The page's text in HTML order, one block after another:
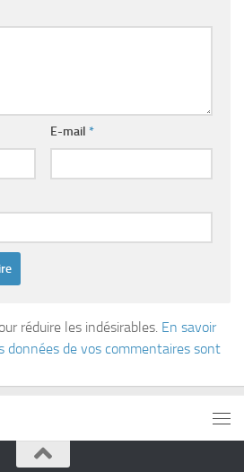
E-mail *
réduire les indésirables. En savoir
données de vos commentaires sont